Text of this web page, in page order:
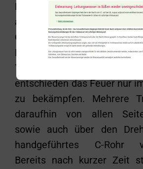
Löschgruppenfahrzeug
alarmiert, um genügend
Ort zu haben. Da gesichert
Personen im Gebäude
Teile des Daches eingestürzt
entschieden das Feuer nur
zu bekämpfen. Mehrere
daraufhin von allen
sowie auch über den
handgeführtes C-Rohr
Bereits nach kurzer Zeit